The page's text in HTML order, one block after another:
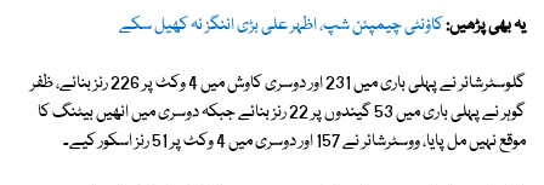
یہ بھی پڑھیں:کاؤنٹی چیمپئن شپ، اظہر علی بڑی اننگز نہ کھیل سکے
گلوسٹرشائر نے پہلی باری میں 231 اور دوسری کاوش میں 4 وکٹ پر 226 رنز بنائے، ظفر
گوہر نے پہلی باری میں 53 گیندوں پر 22 رنز بنائے جبکہ دوسری میں انھیں بیٹنگ کا
موقع نہیں مل پایا، ووسٹرشائر نے 157 اور دوسری میں 4 وکٹ پر 51 رنز اسکور کیے۔